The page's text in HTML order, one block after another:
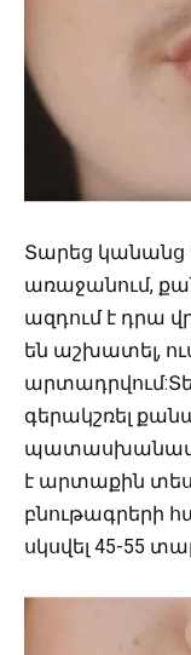
Տարեց կանանց
առաջանում,
ազդում է դրա
են աշխատել,
գերակշռել
է արտաքին
բնութագրերի
սկսվել 45-55